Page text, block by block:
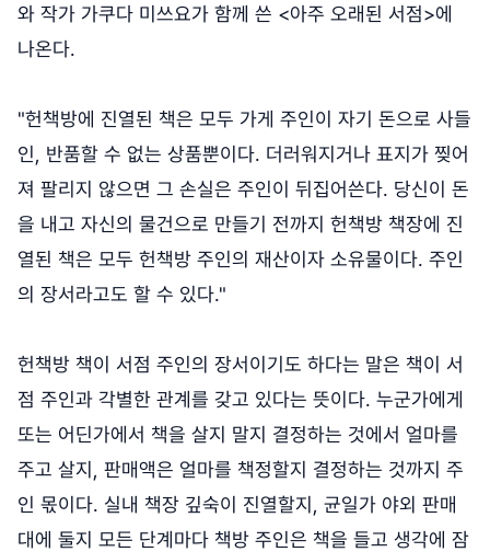
와 작가 가쿠다 미쓰요가 함께 쓴 <아주 오래된 서점>에
나온다.
"헌책방에 진열된 책은 모두 가게 주인이 자기 돈으로 사들
인, 반품할 수 없는 상품뿐이다. 더러워지거나 표지가 찢어
져 팔리지 않으면 그 손실은 주인이 뒤집어쓴다. 당신이 돈
을 내고 자신의 물건으로 만들기 전까지 헌책방 책장에 진
열된 책은 모두 헌책방 주인의 재산이자 소유물이다. 주인
의 장서라고도 할 수 있다."
헌책방 책이 서점 주인의 장서이기도 하다는 말은 책이 서
점 주인과 각별한 관계를 갖고 있다는 뜻이다. 누군가에게
또는 어딘가에서 책을 살지 말지 결정하는 것에서 얼마를
주고 살지, 판매액은 얼마를 책정할지 결정하는 것까지 주
인 몫이다. 실내 책장 깊숙이 진열할지, 균일가 야외 판매
대에 둘지 모든 단계마다 책방 주인은 책을 들고 생각에 잠